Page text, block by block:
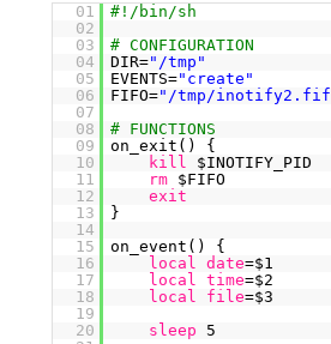
01
#!/bin/sh
02
03
# CONFIGURATION
04
DIR="/tmp"
05
EVENTS="create"
06
FIFO="/tmp/
07
08
# FUNCTIONS
09
on_exit() {
10
kill
$INOTIFY_PID
11
rm $FIFO
12
exit
13
}
14
15
on_event() {
16
local date=$1
17
local time=$2
18
local file=$3
19
20
sleep
5